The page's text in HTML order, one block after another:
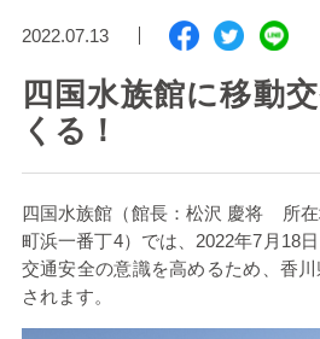
2022.07.13
四国水族館に移動
くる！
四国水族館（館長：松沢 慶将 所
町浜一番丁4）では、 2022年7 月 18
交通安全の意識を高めるため、香
されます。